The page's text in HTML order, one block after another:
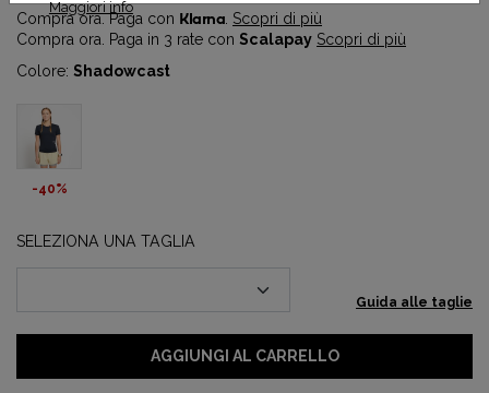
Compra ora. Paga con Klarna Scopri di più
Compra ora. Paga in 3 rate con Scalapay Scopri di più
Colore: Shadowcast
-40%
SELEZIONA UNA TAGLIA
Guida alle taglie
AGGIUNGI AL CARRELLO
Maggiori info